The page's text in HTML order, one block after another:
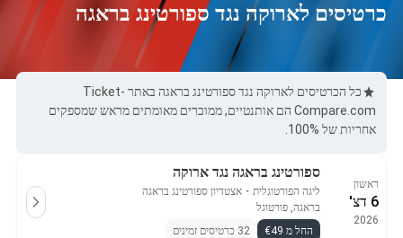
כרטיסים לארוקה נגד ספורטינג בראגה
כל הכרטיסים לארוקה נגד ספורטינג בראגה באתר Ticket-
Compare.com הם אותנטיים, ממוכרים מאומתים מראש שמספקים
אחריות של 100%.
ראשון
6 דצ'
2026
ספורטינג בראגה נגד ארוקה
ליגה הפורטוגלית ・ אצטדיון ספורטינג בראגה
בראגה, פורטוגל
החל מ €49
32 כרטיסים זמינים